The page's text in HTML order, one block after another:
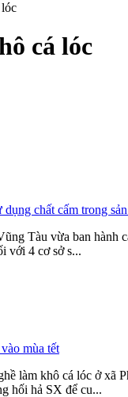
cá lóc
dụng chất cấm trong
Tàu vừa ban hành
với 4 cơ sở s...
mùa tết
làm khô cá lóc ở xã
hối hả SX để cu...